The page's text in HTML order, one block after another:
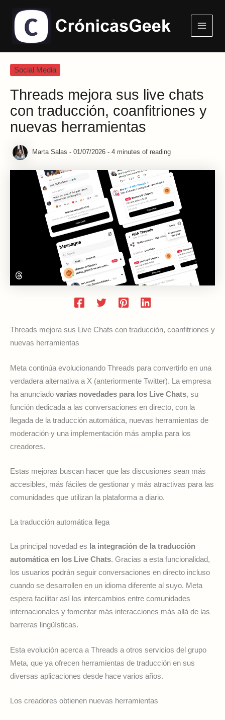
contenido
Menu
Social Media
Threads mejora sus live chats
con traducción, coanfitriones y
nuevas herramientas
Marta Salas - 01/07/2026 - 4 minutes of reading
Threads mejora sus Live Chats con traducción, coanfitriones y
nuevas herramientas
Meta continúa evolucionando Threads para convertirlo en una
verdadera alternativa a X (anteriormente Twitter). La empresa
ha anunciado varias novedades para los Live Chats, su
función dedicada a las conversaciones en directo, con la
llegada de la traducción automática, nuevas herramientas de
moderación y una implementación más amplia para los
creadores.
Estas mejoras buscan hacer que las discusiones sean más
accesibles, más fáciles de gestionar y más atractivas para las
comunidades que utilizan la plataforma a diario.
La traducción automática llega
La principal novedad es la integración de la traducción
automática en los Live Chats. Gracias a esta funcionalidad,
los usuarios podrán seguir conversaciones en directo incluso
cuando se desarrollen en un idioma diferente al suyo. Meta
espera facilitar así los intercambios entre comunidades
internacionales y fomentar más interacciones más allá de las
barreras lingüísticas.
Esta evolución acerca a Threads a otros servicios del grupo
Meta, que ya ofrecen herramientas de traducción en sus
diversas aplicaciones desde hace varios años.
Los creadores obtienen nuevas herramientas